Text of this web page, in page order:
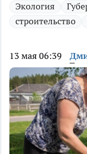
Экология
строительство
13 мая 06:39